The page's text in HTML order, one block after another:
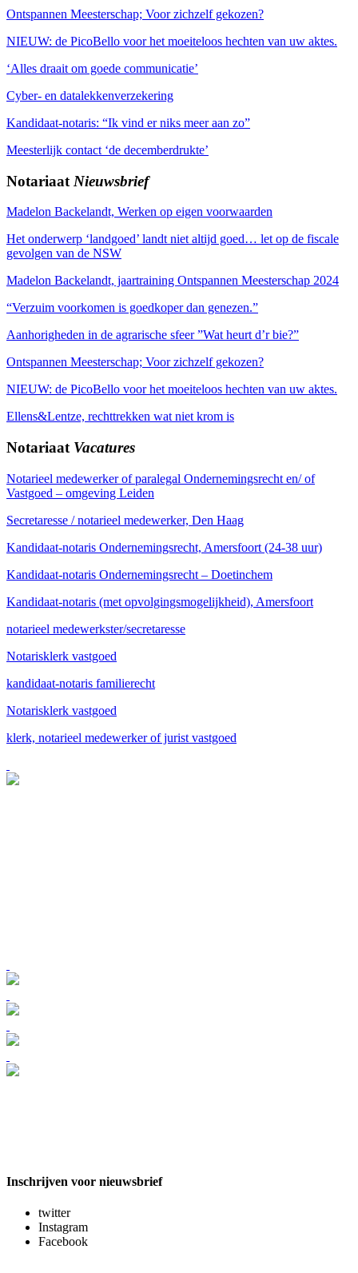
Ontspannen Meesterschap; Voor zichzelf gekozen?
NIEUW: de PicoBello voor het moeiteloos hechten van uw aktes.
‘Alles draait om goede communicatie’
Cyber- en datalekkenverzekering
Kandidaat-notaris: “Ik vind er niks meer aan zo”
Meesterlijk contact ‘de decemberdrukte’
Notariaat Nieuwsbrief
Madelon Backelandt, Werken op eigen voorwaarden
Het onderwerp ‘landgoed’ landt niet altijd goed… let op de fiscale
gevolgen van de NSW
Madelon Backelandt, jaartraining Ontspannen Meesterschap 2024
“Verzuim voorkomen is goedkoper dan genezen.”
Aanhorigheden in de agrarische sfeer ”Wat heurt d’r bie?”
Ontspannen Meesterschap; Voor zichzelf gekozen?
NIEUW: de PicoBello voor het moeiteloos hechten van uw aktes.
Ellens&Lentze, rechttrekken wat niet krom is
Notariaat Vacatures
Notarieel medewerker of paralegal Ondernemingsrecht en/ of
Vastgoed – omgeving Leiden
Secretaresse / notarieel medewerker, Den Haag
Kandidaat-notaris Ondernemingsrecht, Amersfoort (24-38 uur)
Kandidaat-notaris Ondernemingsrecht – Doetinchem
Kandidaat-notaris (met opvolgingsmogelijkheid), Amersfoort
notarieel medewerkster/secretaresse
Notarisklerk vastgoed
kandidaat-notaris familierecht
Notarisklerk vastgoed
klerk, notarieel medewerker of jurist vastgoed
Inschrijven voor nieuwsbrief
twitter
Instagram
Facebook